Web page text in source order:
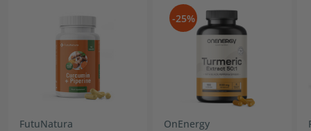
FutuNatura
-25%
OnEnergy